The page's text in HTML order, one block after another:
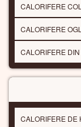
CALORIFERE
CALORIFERE
CALORIFERE
CALORIFERE DE